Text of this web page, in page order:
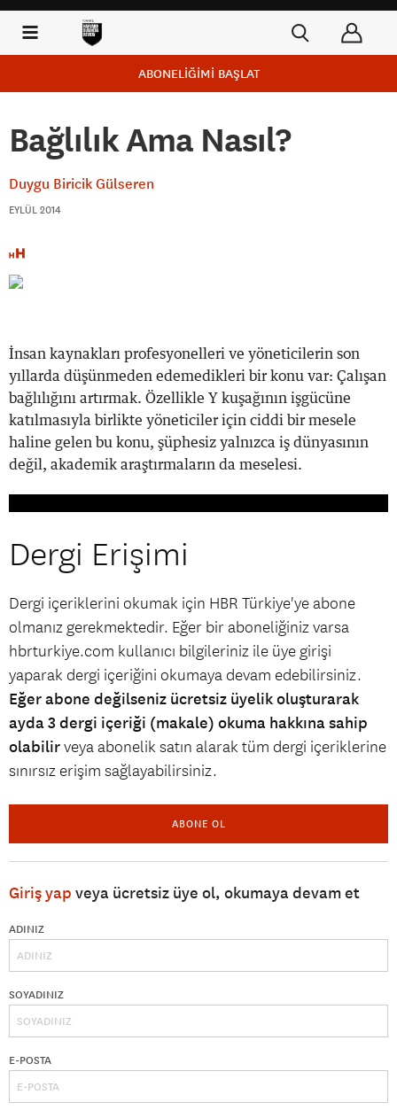
ABONELİĞİMİ BAŞLAT
Bağlılık Ama Nasıl?
Duygu Biricik Gülseren
EYLÜL 2014
İnsan kaynakları profesyonelleri ve yöneticilerin son
yıllarda düşünmeden edemedikleri bir konu var: Çalışan
bağlılığını artırmak. Özellikle Y kuşağının işgücüne
katılmasıyla birlikte yöneticiler için ciddi bir mesele
haline gelen bu konu, şüphesiz yalnızca iş dünyasının
değil, akademik araştırmaların da meselesi.
Dergi Erişimi
Dergi içeriklerini okumak için HBR Türkiye'ye abone
olmanız gerekmektedir. Eğer bir aboneliğiniz varsa
hbrturkiye.com kullanıcı bilgileriniz ile üye girişi
yaparak dergi içeriğini okumaya devam edebilirsiniz.
Eğer abone değilseniz ücretsiz üyelik oluşturarak
ayda 3 dergi içeriği (makale) okuma hakkına sahip
olabilirveya abonelik satın alarak tüm dergi içeriklerine
sınırsız erişim sağlayabilirsiniz.
ABONE OL
Giriş yap veya ücretsiz üye ol, okumaya devam et
ADINIZ
SOYADINIZ
E-POSTA